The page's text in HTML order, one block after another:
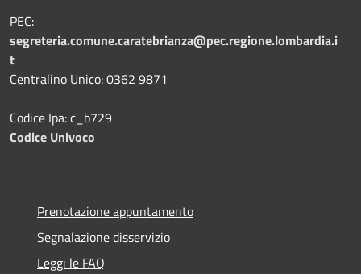
PEC:
segreteria.comune.caratebrianza@pec.regione.lombardia.i
t
Centralino Unico: 0362 9871
Codice Ipa: c_b729
Codice Univoco
Prenotazione appuntamento
Segnalazione disservizio
Leggi le FAQ